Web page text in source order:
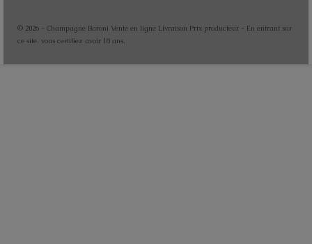
© 2026 - Champagne Baroni Vente en ligne Livraison Prix producteur - En entrant sur
ce site, vous certifiez avoir 18 ans.